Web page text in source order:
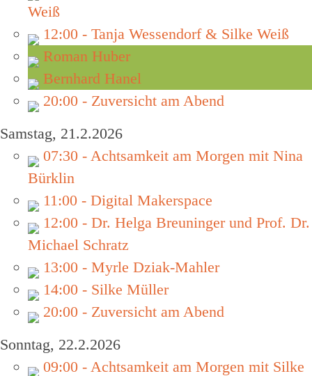
Weiß
12:00 - Tanja Wessendorf & Silke Weiß
Roman Huber
Bernhard Hanel
20:00 - Zuversicht am Abend
Samstag, 21.2.2026
07:30 - Achtsamkeit am Morgen mit Nina
Bürklin
11:00 - Digital Makerspace
12:00 - Dr. Helga Breuninger und Prof. Dr.
Michael Schratz
13:00 - Myrle Dziak-Mahler
14:00 - Silke Müller
20:00 - Zuversicht am Abend
Sonntag, 22.2.2026
09:00 - Achtsamkeit am Morgen mit Silke